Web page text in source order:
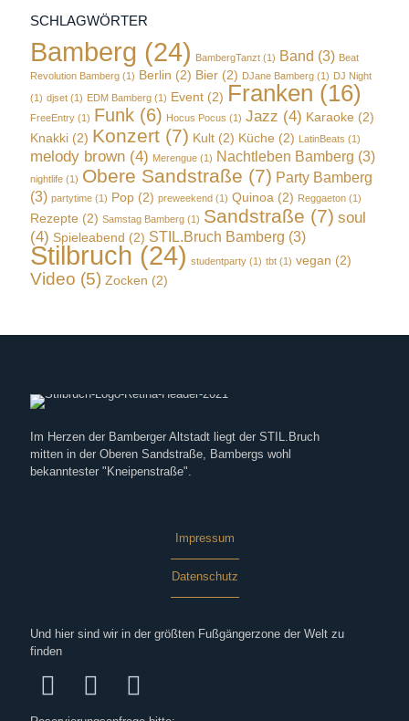
SCHLAGWÖRTER
Bamberg (24) BambergTanzt (1) Band (3) Beat
Revolution Bamberg (1) Berlin (2) Bier (2) DJane Bamberg (1) DJ Night
(1) djset (1) EDM Bamberg (1) Event (2) Franken (16)
FreeEntry (1) Funk (6) Hocus Pocus (1) Jazz (4) Karaoke (2)
Knakki (2) Konzert (7) Kult (2) Küche (2) LatinBeats (1)
melody brown (4) Merengue (1) Nachtleben Bamberg (3)
nightlife (1) Obere Sandstraße (7) Party Bamberg
(3) partytime (1) Pop (2) preweekend (1) Quinoa (2) Reggaeton (1)
Rezepte (2) Samstag Bamberg (1) Sandstraße (7) soul
(4) Spieleabend (2) STIL.Bruch Bamberg (3)
Stilbruch(24) studentparty (1) tbt (1) vegan (2)
Video (5) Zocken (2)
Im Herzen der Bamberger Altstadt liegt der STIL.Bruch
mitten in der Oberen Sandstraße, Bambergs wohl
bekanntester "Kneipenstraße".
Impressum
Datenschutz
Und hier sind wir in der größten Fußgängerzone der Welt zu
finden